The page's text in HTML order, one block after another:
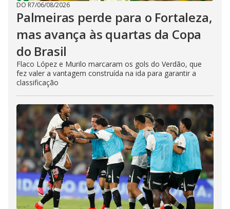
DO R7/06/08/2026
Palmeiras perde para o Fortaleza,
mas avança às quartas da Copa
do Brasil
Flaco López e Murilo marcaram os gols do Verdão, que
fez valer a vantagem construída na ida para garantir a
classificação